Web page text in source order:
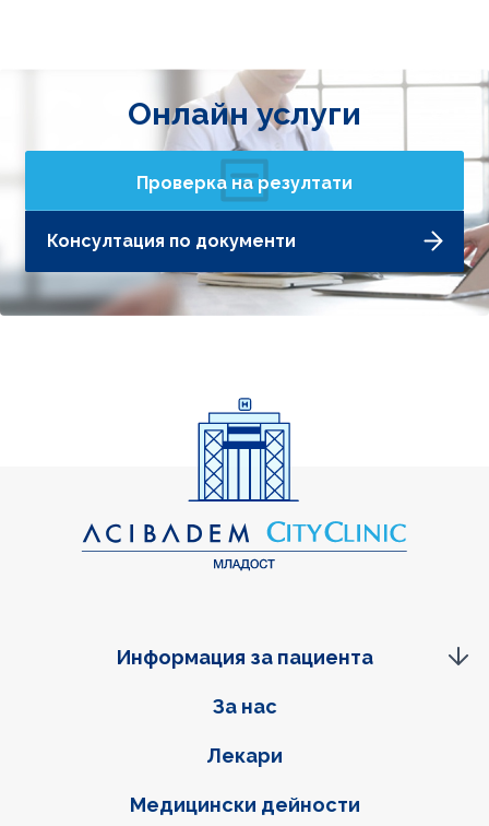
Онлайн услуги
Проверка на резултати
Консултация по документи
Фуутер навигация
За нас
Лекари
Медицински дейности
Информация за пациента